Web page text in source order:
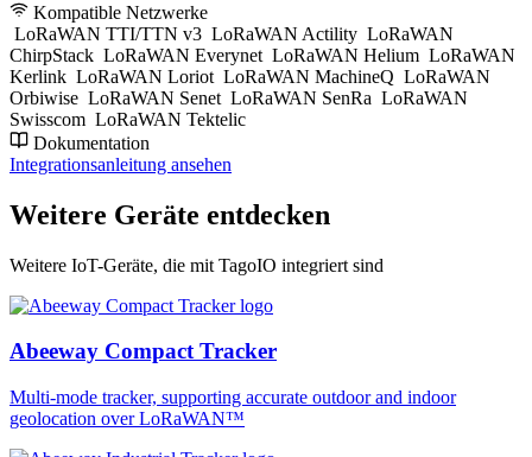
Kompatible Netzwerke
LoRaWAN TTI/TTN v3 LoRaWAN Actility LoRaWAN
ChirpStack LoRaWAN Everynet LoRaWAN Helium LoRaWAN
Kerlink LoRaWAN Loriot LoRaWAN MachineQ LoRaWAN
Orbiwise LoRaWAN Senet LoRaWAN SenRa LoRaWAN
Swisscom LoRaWAN Tektelic
Dokumentation
Integrationsanleitung ansehen
Weitere Geräte entdecken
Weitere IoT-Geräte, die mit TagoIO integriert sind
Abeeway Compact Tracker
Multi-mode tracker, supporting accurate outdoor and indoor
geolocation over LoRaWAN™